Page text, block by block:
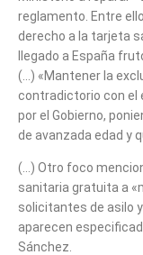
reglamento. Entre
derecho a la tarjeta
llegado a España
(…) «Mantener la
contradictorio con el
por el Gobierno,
de avanzada edad y
(…) Otro foco
sanitaria gratuita a
solicitantes de asilo
aparecen
Sánchez.